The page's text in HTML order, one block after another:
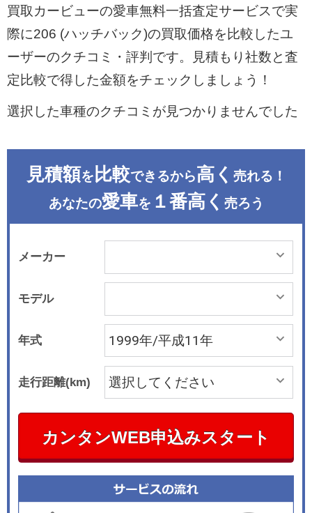
買取カービューの愛車無料一括査定サービスで実
際に206 (ハッチバック)の買取価格を比較したユ
ーザーのクチコミ・評判です。見積もり社数と査
定比較で得した金額をチェックしましょう！
選択した車種のクチコミが見つかりませんでした
見積額を 比較できるから高く 売れる！
あなたの愛車を １番高く 売ろう
メーカー
モデル
年式
走行距離(km)
カンタンWEB申込みスタート